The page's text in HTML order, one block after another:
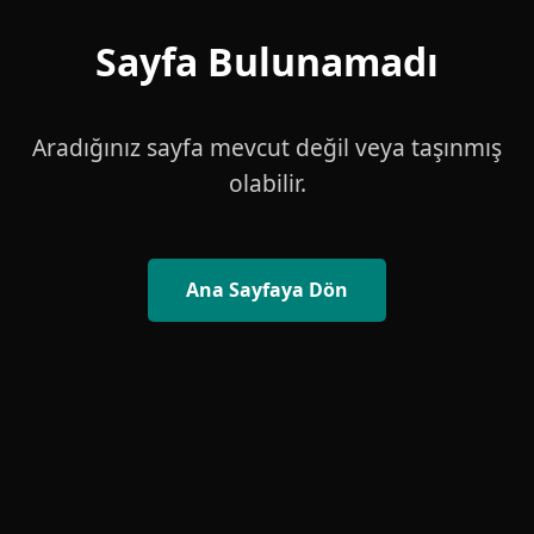
Sayfa Bulunamadı
Aradığınız sayfa mevcut değil veya taşınmış
olabilir.
Ana Sayfaya Dön